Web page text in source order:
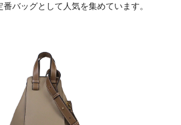
バッグとして人気を集めています。